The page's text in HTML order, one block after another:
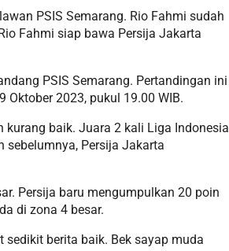
PSIS Semarang. Rio Fahmi sudah
Fahmi siap bawa Persija Jakarta
PSIS Semarang. Pertandingan ini
2023, pukul 19.00 WIB.
baik. Juara 2 kali Liga Indonesia
sebelumnya, Persija Jakarta
Persija baru mengumpulkan 20 poin
di zona 4 besar.
sedikit berita baik. Bek sayap muda